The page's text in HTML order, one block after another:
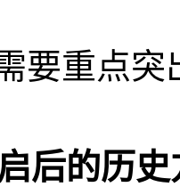
要重点
后的历史